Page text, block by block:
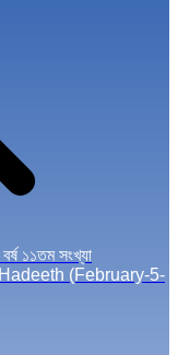
১১তম সংখ্যা
Hadeeth (February-5-